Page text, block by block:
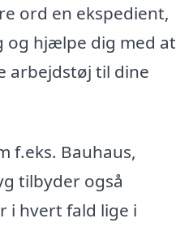
ord en ekspedient,
og hjælpe dig med at
arbejdstøj til dine
f.eks. Bauhaus,
tilbyder også
i hvert fald lige i